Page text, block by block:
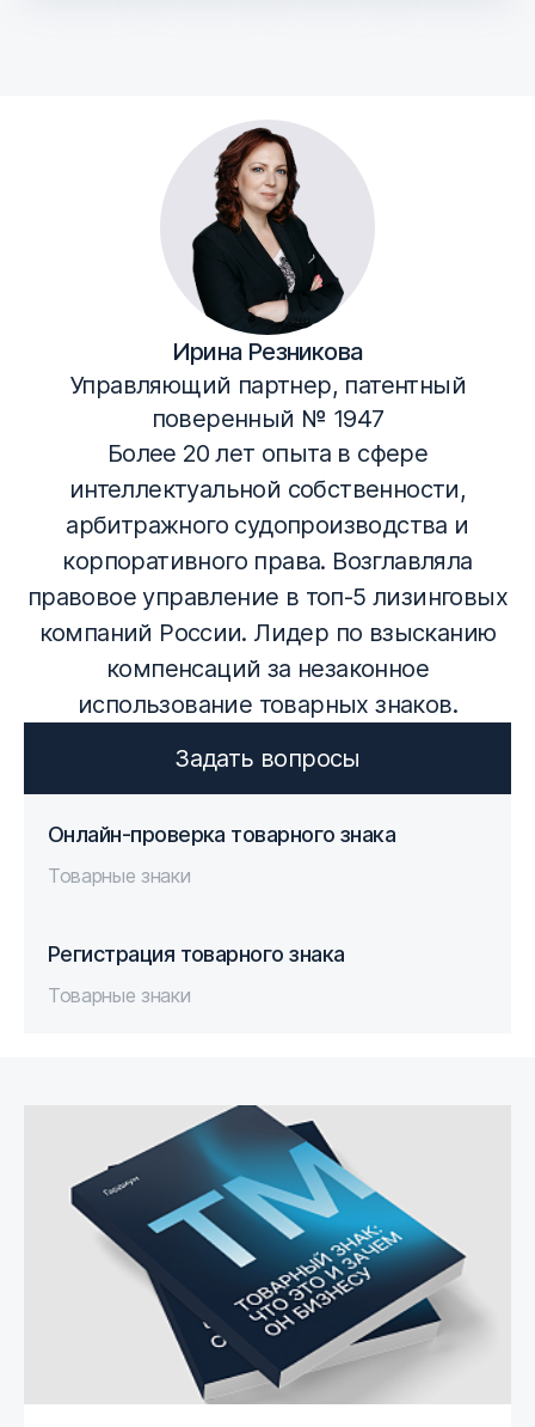
Ирина Резникова
Управляющий партнер, патентный
поверенный № 1947
Более 20 лет опыта в сфере
интеллектуальной собственности,
арбитражного судопроизводства и
корпоративного права. Возглавляла
правовое управление в топ-5 лизинговых
компаний России. Лидер по взысканию
компенсаций за незаконное
использование товарных знаков.
Задать вопросы
Товарные знаки
Онлайн-проверка товарного знака
Товарные знаки
Регистрация товарного знака